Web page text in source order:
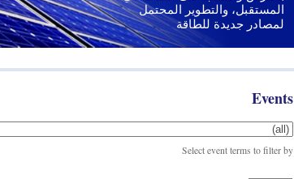
المستقبل، والتطوير المحتمل
لمصادر جديدة للطاقة
Events
Select event terms to filter by